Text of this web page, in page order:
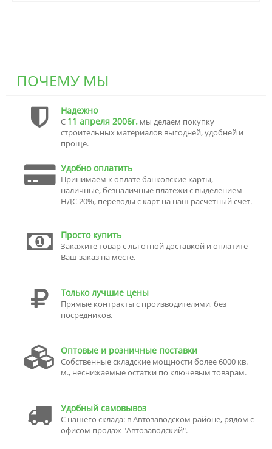
ПОЧЕМУ МЫ
Надежно
С 11 апреля 2006г. мы делаем покупку
строительных материалов выгодней, удобней и
проще.
Удобно оплатить
Принимаем к оплате банковские карты,
наличные, безналичные платежи с выделением
НДС 20%, переводы с карт на наш расчетный счет.
Просто купить
Закажите товар с льготной доставкой и оплатите
Ваш заказ на месте.
Только лучшие цены
Прямые контракты с производителями, без
посредников.
Оптовые и розничные поставки
Собственные складские мощности более 6000 кв.
м., неснижаемые остатки по ключевым товарам.
Удобный самовывоз
С нашего склада: в Автозаводском районе, рядом с
офисом продаж "Автозаводский".